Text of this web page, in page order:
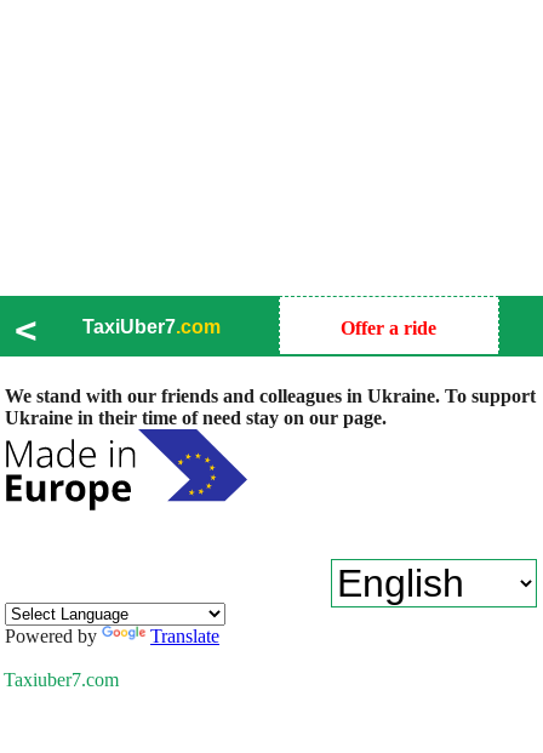
< TaxiUber7.com Offer a ride
We stand with our friends and colleagues in Ukraine. To support
Ukraine in their time of need stay on our page.
Powered by Translate
Taxiuber7.com